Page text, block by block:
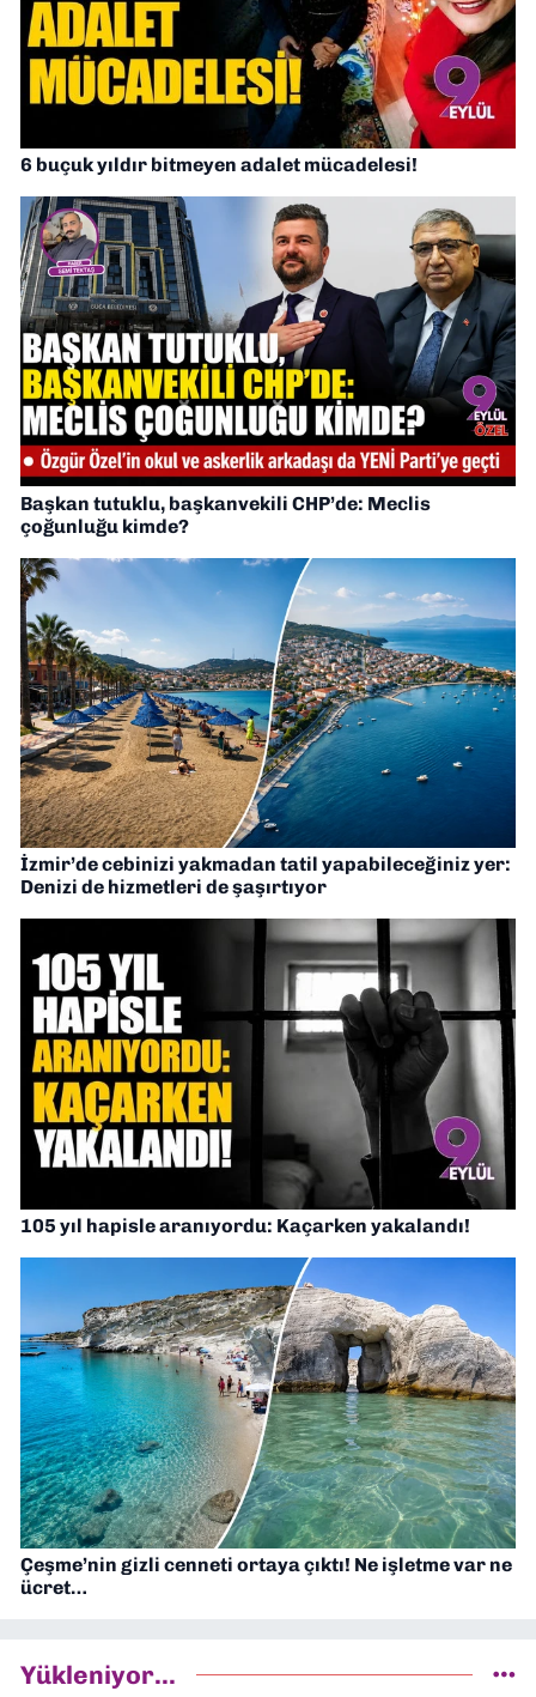
6 buçuk yıldır bitmeyen adalet mücadelesi!
Başkan tutuklu, başkanvekili CHP’de: Meclis
çoğunluğu kimde?
İzmir’de cebinizi yakmadan tatil yapabileceğiniz yer:
Denizi de hizmetleri de şaşırtıyor
105 yıl hapisle aranıyordu: Kaçarken yakalandı!
Çeşme’nin gizli cenneti ortaya çıktı! Ne işletme var ne
ücret…
Yükleniyor...